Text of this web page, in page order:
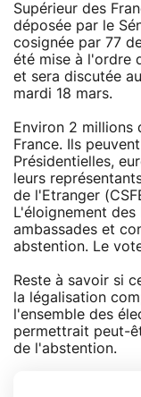
Supérieur des
déposée par le
cosignée par 77
été mise à l'ordre
et sera discutée
mardi 18 mars.
Environ 2 millions
France. Ils
Présidentielles,
leurs
de l'Etranger
L'éloignement
ambassades et
abstention. Le
Reste à savoir si
la légalisation
l'ensemble des
permettrait peut-
de l'abstention.